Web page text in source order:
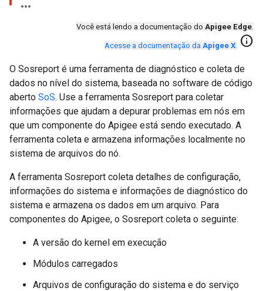
Você está lendo a documentação do Apigee Edge.
Acesse a documentação da Apigee X. info
O Sosreport é uma ferramenta de diagnóstico e coleta de
dados no nível do sistema, baseada no software de código
aberto SoS. Use a ferramenta Sosreport para coletar
informações que ajudam a depurar problemas em nós em
que um componente do Apigee está sendo executado. A
ferramenta coleta e armazena informações localmente no
sistema de arquivos do nó.
A ferramenta Sosreport coleta detalhes de configuração,
informações do sistema e informações de diagnóstico do
sistema e armazena os dados em um arquivo. Para
componentes do Apigee, o Sosreport coleta o seguinte:
A versão do kernel em execução
Módulos carregados
Arquivos de configuração do sistema e do serviço